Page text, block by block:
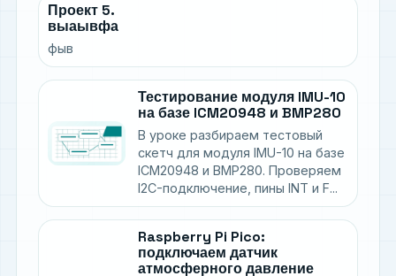
Проект 5.
выаывфа
фыв
Тестирование модуля IMU-10
на базе ICM20948 и BMP280
В уроке разбираем тестовый
скетч для модуля IMU-10 на базе
ICM20948 и BMP280. Проверяем
I2C-подключение, пины INT и F...
Raspberry Pi Pico:
подключаем датчик
атмосферного давление